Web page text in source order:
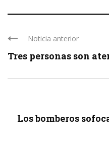
Noticia anterior
Tres personas son
Los bomberos